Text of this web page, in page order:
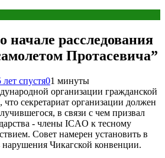
начале расследования
Протасевича”
лет спустя01 минуты
организации гражданской
секретариат организации должен
в связи с чем призвал
- члены ICAO к тесному
Совет намерен установить в
Чикагской конвенции.